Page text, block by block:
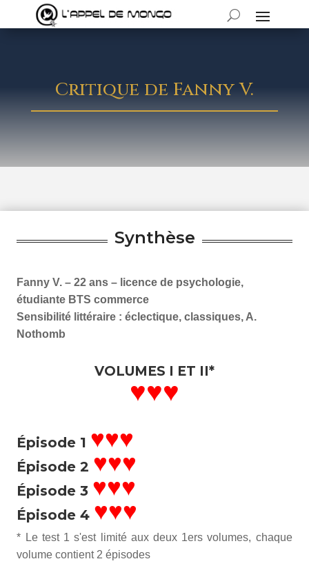
Critique de Fanny V.
Synthèse
Fanny V. – 22 ans – licence de psychologie,
étudiante BTS commerce
Sensibilité littéraire : éclectique, classiques, A.
Nothomb
VOLUMES I ET II*
♥♥♥
Épisode 1 ♥♥♥
Épisode 2 ♥♥♥
Épisode 3 ♥♥♥
Épisode 4 ♥♥♥
* Le test 1 s'est limité aux deux 1ers volumes, chaque
volume contient 2 épisodes